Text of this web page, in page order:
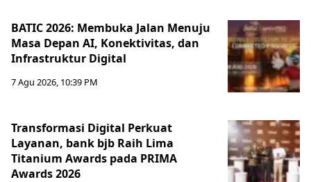
BATIC 2026: Membuka Jalan Menuju
Masa Depan AI, Konektivitas, dan
Infrastruktur Digital
7 Agu 2026, 10:39 PM
Transformasi Digital Perkuat
Layanan, bank bjb Raih Lima
Titanium Awards pada PRIMA
Awards 2026